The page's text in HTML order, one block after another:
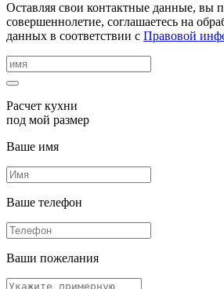
Оставляя свои контактные данные, вы
совершеннолетие, соглашаетесь на
данных в соответствии с Правовой
Расчет кухни
под мой размер
Ваше имя
Ваше телефон
Ваши пожелания